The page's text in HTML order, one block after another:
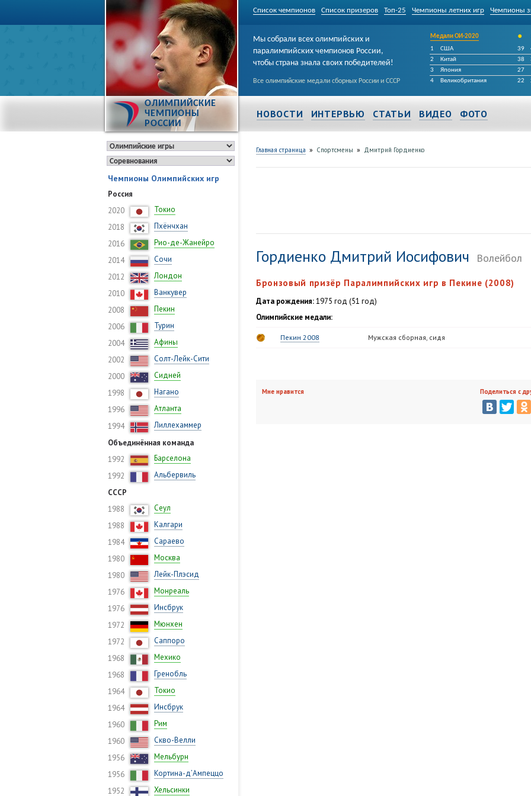
Список чемпионов Список призеров Топ-25 Чемпионы летних игр Чемпионы
ОЛИМПИЙСКИЕ
ЧЕМПИОНЫ
РОССИИ
Мы собрали всех олимпийских и
паралимпийских чемпионов России,
чтобы страна знала своих победителей!
Все олимпийские медали сборных России и СССР
Медали ОИ-2020 •
1
США 39
2
Китай 38
3
Япония 27
4
Великобритания 22
НОВОСТИ ИНТЕРВЬЮ СТАТЬИ ВИДЕО ФОТО
Чемпионы Олимпийских игр
Россия
2020
Токио
2018
Пхёнчхан
2016
Рио-де-Жанейро
2014
Сочи
2012
Лондон
2010
Ванкувер
2008
Пекин
2006
Турин
2004
Афины
2002
Солт-Лейк-Сити
2000
Сидней
1998
Нагано
1996
Атланта
1994
Лиллехаммер
Объединённая команда
1992
Барселона
1992
Альбервиль
СССР
1988
Сеул
1988
Калгари
1984
Сараево
1980
Москва
1980
Лейк-Плэсид
1976
Монреаль
1976
Инсбрук
1972
Мюнхен
1972
Саппоро
1968
Мехико
1968
Гренобль
1964
Токио
1964
Инсбрук
1960
Рим
1960
Скво-Велли
1956
Мельбурн
1956
Кортина-д’Ампеццо
1952
Хельсинки
Главная страница » Спортсмены » Дмитрий Гордиенко
Гордиенко Дмитрий Иосифович Волейбол
Бронзовый призёр Паралимпийских игр в Пекине (2008)
Дата рождения:1975 год (51 год)
Олимпийские медали:
Пекин 2008 Мужская сборная, сидя
Мне нравится Поделиться с